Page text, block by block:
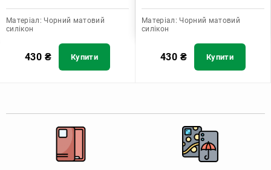
Матеріал: Чорний матовий
силікон
430 ₴ Купити
Матеріал: Чорний матовий
силікон
430 ₴ Купити